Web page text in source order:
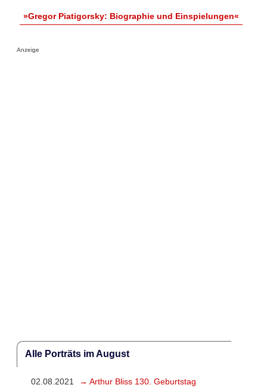
»Gregor Piatigorsky: Biographie und Einspielungen«
Anzeige
Alle Porträts im August
02.08.2021
→ Arthur Bliss 130. Geburtstag